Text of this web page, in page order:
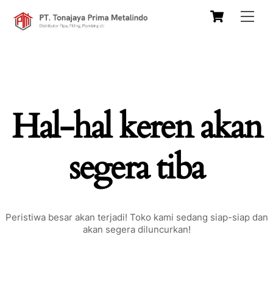
content
Cart
Hal-hal keren akan
segera tiba
Peristiwa besar akan terjadi! Toko kami sedang siap-siap dan
akan segera diluncurkan!